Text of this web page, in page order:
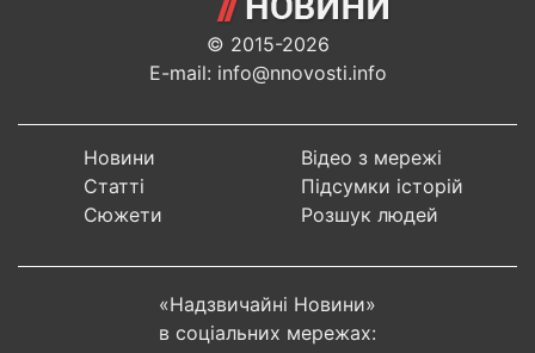
© 2015-2026
E-mail: info@nnovosti.info
Новини
Статті
Сюжети
Відео з мережі
Підсумки історій
Розшук людей
«Надзвичайні Новини»
в соціальних мережах: